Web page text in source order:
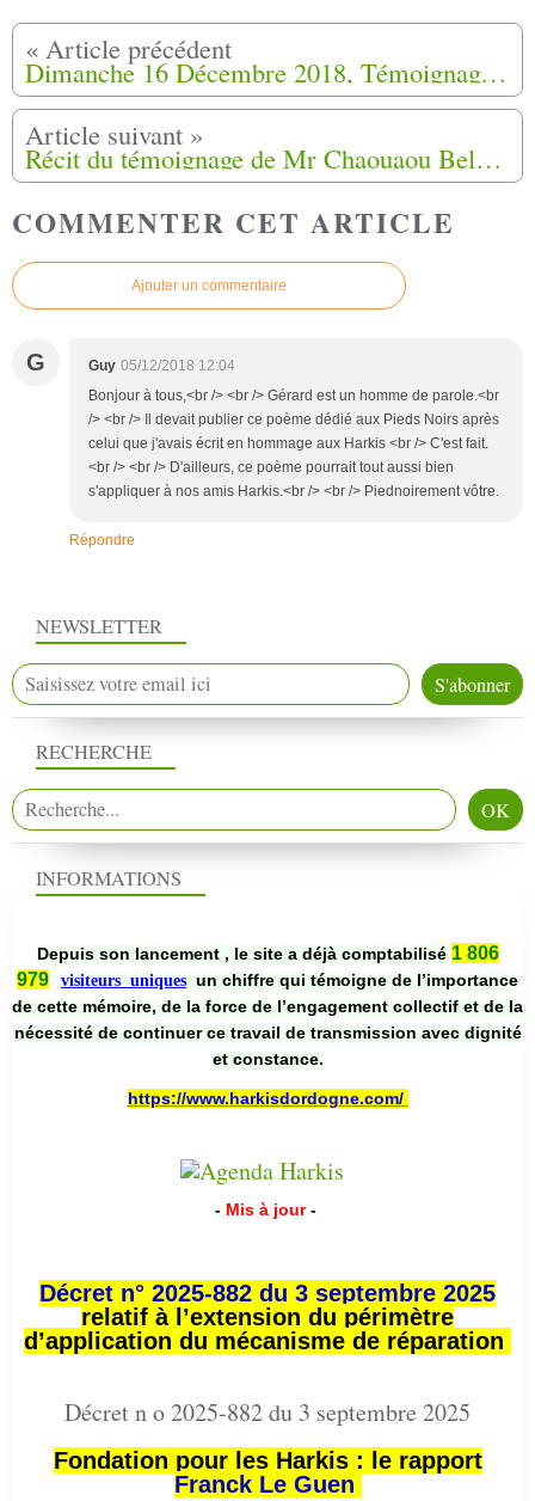
Dimanche 16 Décembre 2018, Témoignages des familles de Harkis, du hameau de Timgad (06)
Récit du témoignage de Mr Chaouaou Belkacem arrivé à l'Herveline (45)
COMMENTER CET ARTICLE
Ajouter un commentaire
G Guy 05/12/2018 12:04
Bonjour à tous,<br /> <br /> Gérard est un homme de parole.<br
/> <br /> Il devait publier ce poème dédié aux Pieds Noirs après
celui que j'avais écrit en hommage aux Harkis <br /> C'est fait.
<br /> <br /> D'ailleurs, ce poème pourrait tout aussi bien
s'appliquer à nos amis Harkis.<br /> <br /> Piednoirement vôtre.
Répondre
NEWSLETTER
RECHERCHE
INFORMATIONS
Depuis son lancement , le site a déjà comptabilisé 1 806
979
visiteurs uniques un chiffre qui témoigne de l’importance
de cette mémoire, de la force de l’engagement collectif et de la
nécessité de continuer ce travail de transmission avec dignité
et constance.
https://www.harkisdordogne.com/
- Mis à jour -
Décret n° 2025-882 du 3 septembre 2025
relatif à l’extension du périmètre
d’application du mécanisme de réparation
Décret n o 2025-882 du 3 septembre 2025
Fondation pour les Harkis : le rapport
Franck Le Guen